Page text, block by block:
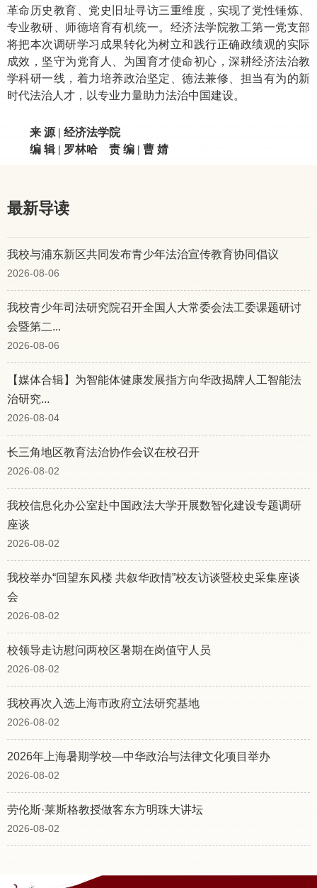
革命历史教育、党史旧址寻访三重维度，实现了党性锤炼、
专业教研、师德培育有机统一。经济法学院教工第一党支部
将把本次调研学习成果转化为树立和践行正确政绩观的实际
成效，坚守为党育人、为国育才使命初心，深耕经济法治教
学科研一线，着力培养政治坚定、德法兼修、担当有为的新
时代法治人才，以专业力量助力法治中国建设。
来 源 | 经济法学院
编 辑 | 罗林哈 责 编 | 曹 婧
最新导读